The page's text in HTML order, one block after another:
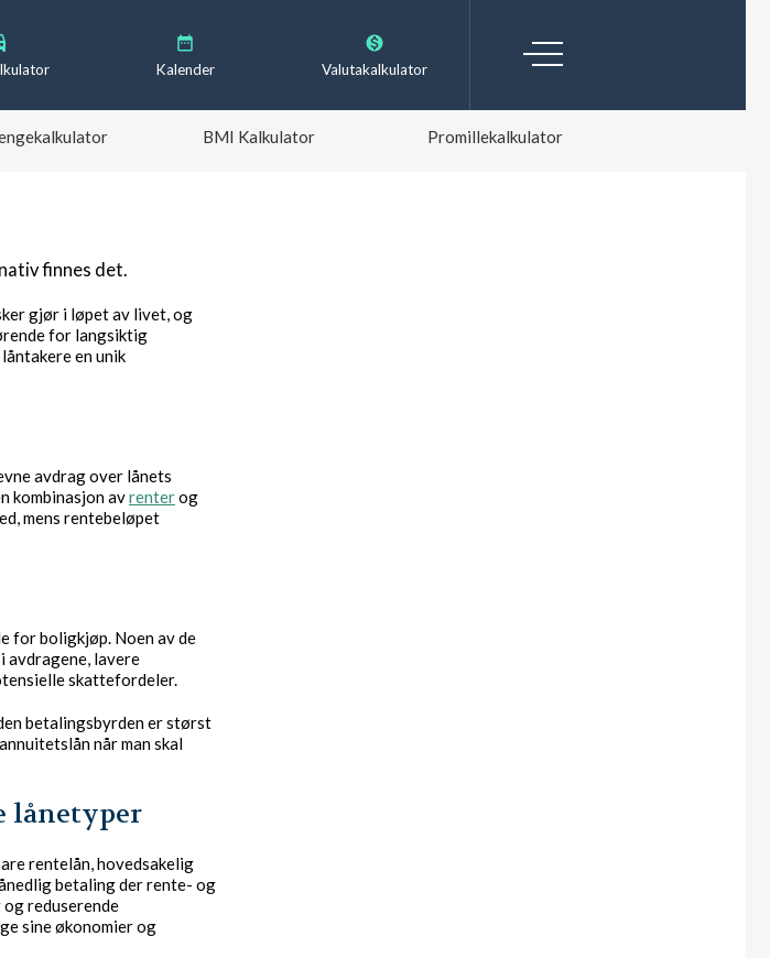
Kalender Valutakalkulator
BMI Kalkulator Promillekalkulator
finnes det.
gjør i løpet av livet, og
for langsiktig
en unik
avdrag over lånets
kombinasjon avrenterog
mens rentebeløpet
for boligkjøp. Noen av de
avdragene, lavere
skattefordeler.
betalingsbyrden er størst
når man skal
lånetyper
rentelån, hovedsakelig
betaling der rente- og
reduserende
sine økonomier og